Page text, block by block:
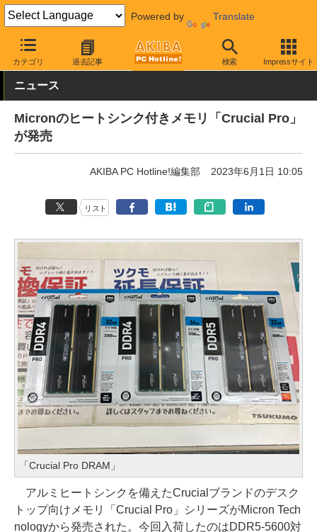
Powered by Translate
カテゴリ 過去記事 検索 Impressサイト
AKIBA PC Hotline! PCパーツ メモリ DDR5メモリ
ニュース
Micronのヒートシンク付きメモリ「Crucial Pro」
が発売
AKIBA PC Hotline!編集部 2023年6月1日 10:05
リスト
「Crucial Pro DRAM」
アルミヒートシンクを備えたCrucialブランドのデスク
トップ向けメモリ「Crucial Pro」シリーズがMicron Tech
nologyから発売された。今回入荷したのはDDR5-5600対